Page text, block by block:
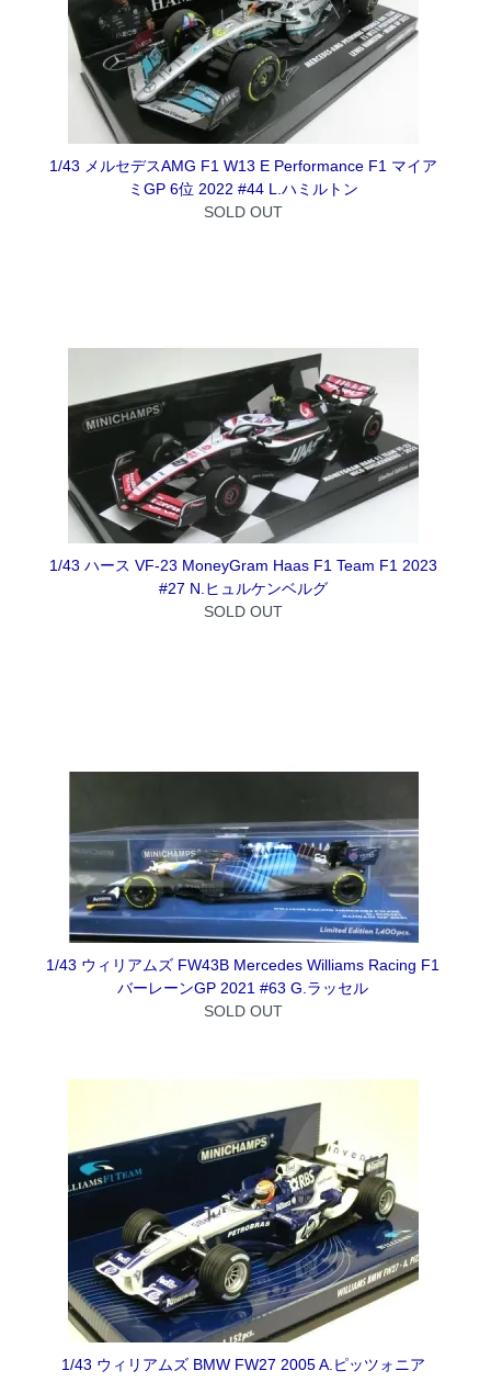
1/43 メルセデスAMG F1 W13 E Performance F1 マイア
ミGP 6位 2022 #44 L.ハミルトン
SOLD OUT
1/43 ハース VF-23 MoneyGram Haas F1 Team F1 2023
#27 N.ヒュルケンベルグ
SOLD OUT
1/43 ウィリアムズ FW43B Mercedes Williams Racing F1
バーレーンGP 2021 #63 G.ラッセル
SOLD OUT
1/43 ウィリアムズ BMW FW27 2005 A.ピッツォニア